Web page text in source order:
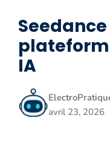
IA
avril 23, 2026